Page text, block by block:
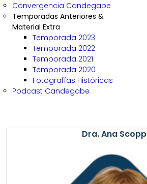
Convergencia Candegabe
Temporadas Anteriores &
Material Extra
Temporada 2023
Temporada 2022
Temporada 2021
Temporada 2020
Fotografías Históricas
Podcast Candegabe
Dra. Ana Scopp